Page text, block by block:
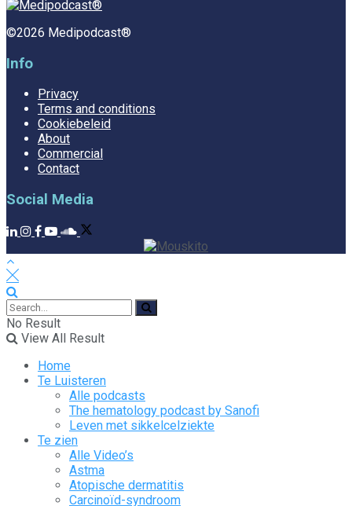
©2026 Medipodcast®
Info
Privacy
Terms and conditions
Cookiebeleid
About
Commercial
Contact
Social Media
No Result
View All Result
Home
Te Luisteren
Alle podcasts
The hematology podcast by Sanofi
Leven met sikkelcelziekte
Te zien
Alle Video’s
Astma
Atopische dermatitis
Carcinoïd-syndroom